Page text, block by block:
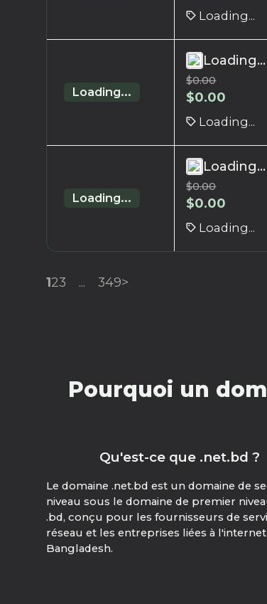
Loading...
Loading...
Loading...
$0.00
$0.00
Loading...
Loading...
Loading...
$0.00
$0.00
Loading...
123 ... 349>
Pourquoi un
Qu'est-ce que .net.bd ?
Le domaine .net.bd est un domaine de
niveau sous le domaine de premier
.bd, conçu pour les fournisseurs de
réseau et les entreprises liées à
Bangladesh.